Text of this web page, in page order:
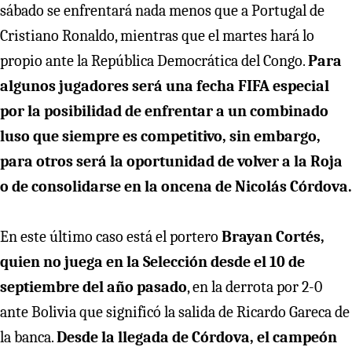
sábado se enfrentará nada menos que a Portugal de
Cristiano Ronaldo, mientras que el martes hará lo
propio ante la República Democrática del Congo.Para
algunos jugadores será una fecha FIFA especial
por la posibilidad de enfrentar a un combinado
luso que siempre es competitivo, sin embargo,
para otros será la oportunidad de volver a la Roja
o de consolidarse en la oncena de Nicolás Córdova.
En este último caso está el portero Brayan Cortés,
quien no juega en la Selección desde el 10 de
septiembre del año pasado, en la derrota por 2-0
ante Bolivia que significó la salida de Ricardo Gareca de
la banca.Desde la llegada de Córdova, el campeón